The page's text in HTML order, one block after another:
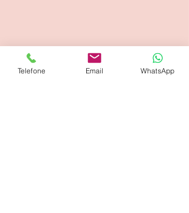
Telefone Email WhatsApp